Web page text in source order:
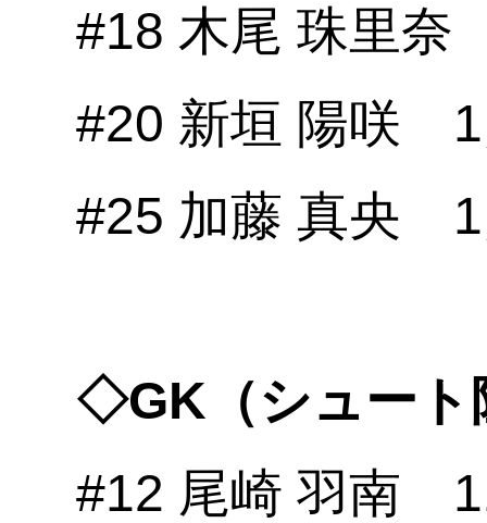
#18 木尾 珠里
#20 新垣 陽咲
#25 加藤 真央
◇GK（シュート
#12 尾崎 羽南